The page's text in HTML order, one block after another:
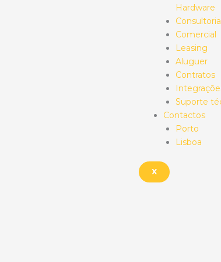
Hardware
Consultoria
Comercial
Leasing
Aluguer
Contratos
Suporte
Contactos
Porto
Lisboa
X